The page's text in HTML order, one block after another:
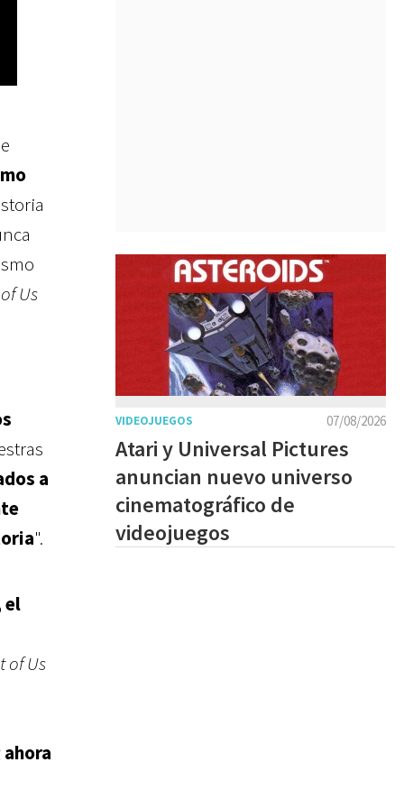
Us
a
".
el
of Us
07/08/2026
VIDEOJUEGOS
Atari y Universal Pictures
anuncian nuevo universo
cinematográfico de
videojuegos